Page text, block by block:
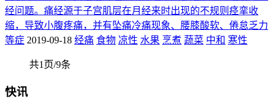
经问题。痛经源于子宫肌层在月经来时出现的不规则痉挛收
缩，导致小腹疼痛，并有坠痛冷痛现象、腰膝酸软、倦怠乏力
等症 2019-09-18 经痛 食物 凉性 水果 烹煮 蔬菜 中和 寒性
共1页/9条
快讯